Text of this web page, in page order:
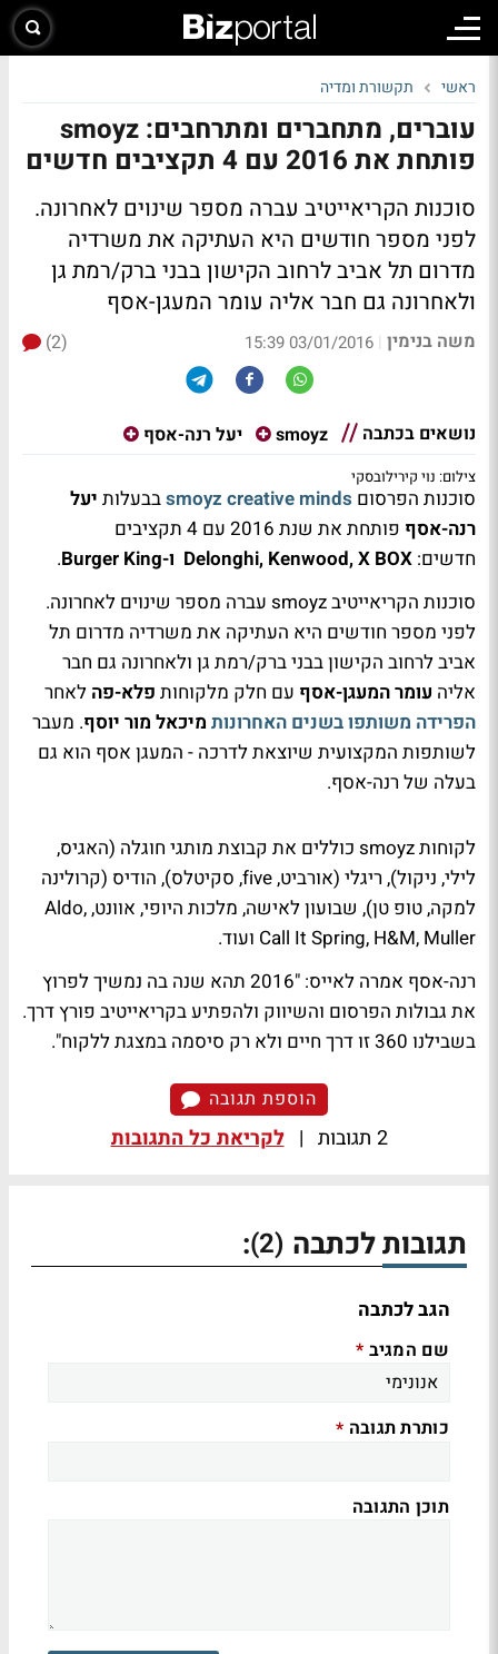
ראשי תקשורת ומדיה
עוברים, מתחברים ומתרחבים: smoyz
פותחת את 2016 עם 4 תקציבים חדשים
סוכנות הקריאייטיב עברה מספר שינוים לאחרונה.
לפני מספר חודשים היא העתיקה את משרדיה
מדרום תל אביב לרחוב הקישון בבני ברק/רמת גן
ולאחרונה גם חבר אליה עומר המעגן-אסף
משה בנימין |
03/01/2016 15:39
(2)
נושאים בכתבה smoyz יעל רנה-אסף
צילום: נוי קירילובסקי
סוכנות הפרסום smoyz creative mindsבבעלות יעל
רנה-אסף
פותחת את שנת 2016 עם 4 תקציבים
חדשים: Delonghi, Kenwood, X BOX ו-Burger King
.
סוכנות הקריאייטיב smoyz עברה מספר שינוים לאחרונה.
לפני מספר חודשים היא העתיקה את משרדיה מדרום תל
אביב לרחוב הקישון בבני ברק/רמת גן ולאחרונה גם חבר
אליה עומר המעגן-אסף עם חלק מלקוחות פלא-פה לאחר
הפרידה משותפו בשנים האחרונות מיכאל מור יוסף. מעבר
לשותפות המקצועית שיוצאת לדרכה - המעגן אסף הוא גם
בעלה של רנה-אסף.
לקוחות smoyz כוללים את קבוצת מותגי חוגלה (האגיס,
לילי, ניקול), ריגלי (אורביט, five, סקיטלס), הודיס (קרולינה
למקה, טופ טן), שבועון לאישה, מלכות היופי, אוונט, Aldo,
Call It Spring, H&M, Muller ועוד.
רנה-אסף אמרה לאייס: "2016 תהא שנה בה נמשיך לפרוץ
את גבולות הפרסום והשיווק ולהפתיע בקריאייטיב פורץ דרך.
בשבילנו 360 זו דרך חיים ולא רק סיסמה במצגת ללקוח".
הוספת תגובה
2 תגובות | לקריאת כל התגובות
תגובות לכתבה (2)
:
הגב לכתבה
שם המגיב *
כותרת תגובה *
תוכן התגובה